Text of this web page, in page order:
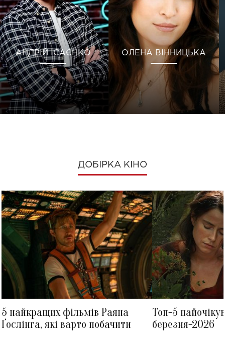
АНДРІЙ ІСАЄНКО ОЛЕНА ВІННИЦЬКА
ДОБІРКА КІНО
5 найкращих фільмів Раяна
Ґослінга, які варто побачити
Топ-5
березня-2026